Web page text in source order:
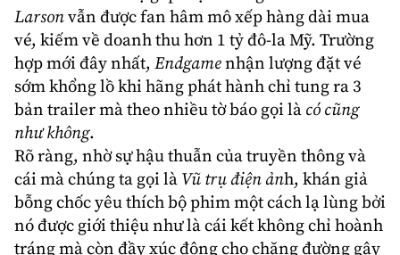
tấn đầu tiên có sự góp mặt của ngôi saoBrie
Larsonvẫn được fan hâm mô xếp hàng dài mua
vé, kiếm về doanh thu hơn 1 tỷ đô-la Mỹ. Trường
hợp mới đây nhất,Endgamenhận lượng đặt vé
sớm khổng lồ khi hãng phát hành chỉ tung ra 3
bản trailer mà theo nhiều tờ báo gọi là
như không.
Rõ ràng, nhờ sự hậu thuẫn của truyền thông và
cái mà chúng ta gọi làVũ trụ điện ảnh, khán giả
bỗng chốc yêu thích bộ phim một cách lạ lùng bởi
nó được giới thiệu như là cái kết không chỉ hoành